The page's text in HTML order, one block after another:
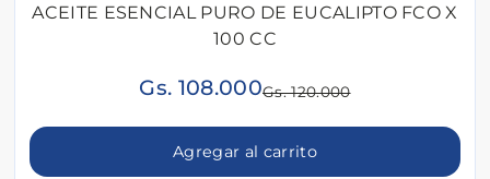
ACEITE ESENCIAL PURO DE EUCALIPTO FCO X
100 CC
Gs. 108.000Gs. 120.000
Agregar al carrito